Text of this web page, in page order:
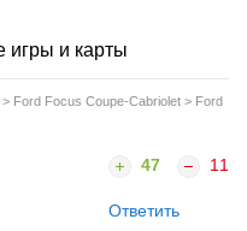
игры и карты
Ford Focus Coupe-Cabriolet > Ford
47 11
Ответить